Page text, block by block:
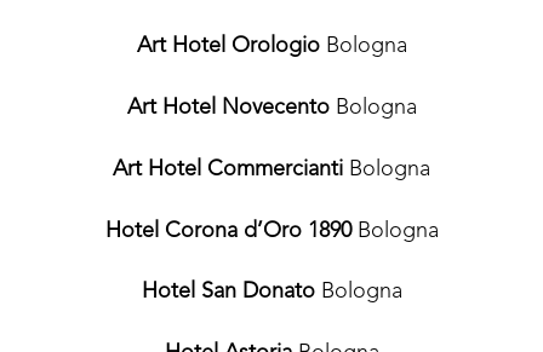
Art Hotel Orologio Bologna
Art Hotel Novecento Bologna
Art Hotel Commercianti Bologna
Hotel Corona d’Oro 1890 Bologna
Hotel San Donato Bologna